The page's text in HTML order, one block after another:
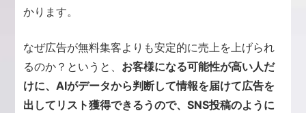
かります。
なぜ広告が無料集客よりも安定的に売上を上げられ
るのか？というと、 お客様になる可能性が高い人だ
けに、AIがデータから判断して情報を届けて広告を
出してリスト獲得できるうので、SNS投稿のように